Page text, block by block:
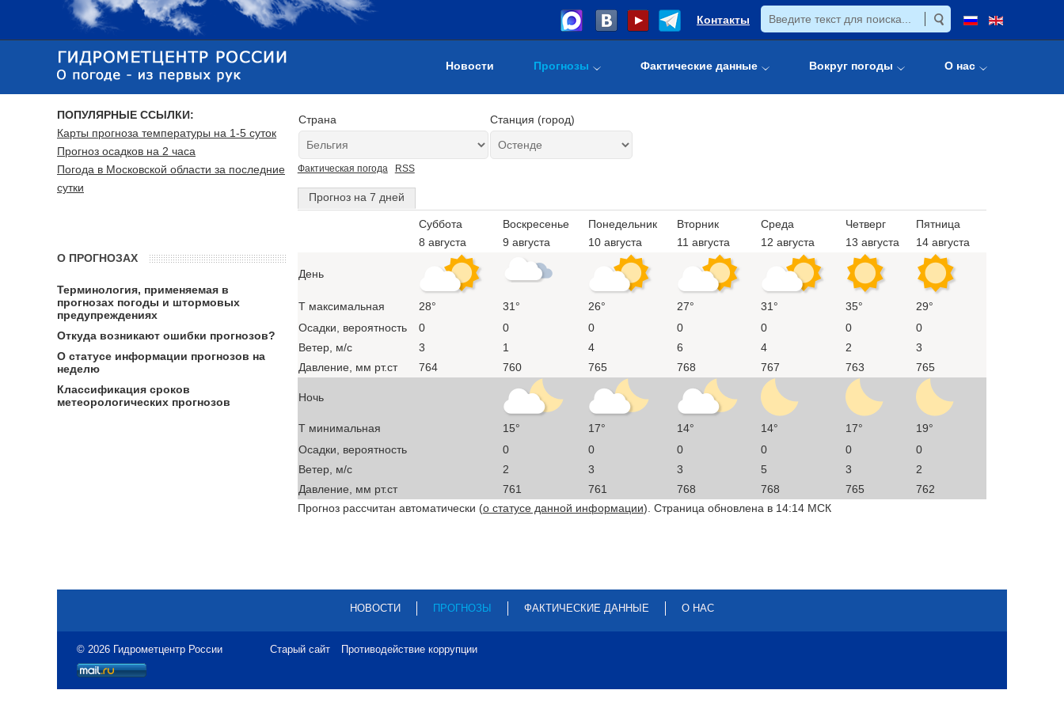
Контакты
Новости Прогнозы Фактические данные Вокруг погоды О нас
Страна Станция (город)
Фактическая погода RSS
Прогноз на 7 дней
Суббота
8 августа
Воскресенье
9 августа
Понедельник
10 августа
Вторник
11 августа
Среда
12 августа
Четверг
13 августа
Пятница
14 августа
День
T максимальная 28° 31° 26° 27° 31° 35°
29°
Осадки, вероятность
0 0 0 0 0 0
0
Ветер, м/с
3 1 4 6 4 2
3
Давление, мм рт.ст
764 760 765 768 767 763 765
Ночь
T минимальная 15° 17° 14° 14° 17°
19°
Осадки, вероятность
0 0 0 0 0
0
Ветер, м/с
2 3 3 5 3
2
Давление, мм рт.ст
761 761 768 768 765
762
Прогноз рассчитан автоматически (о статусе данной информации). Страница обновлена в 14:14 МСК
ПОПУЛЯРНЫЕ ССЫЛКИ:
Карты прогноза температуры на 1-5 суток
Прогноз осадков на 2 часа
Погода в Московской области за последние
сутки
О ПРОГНОЗАХ
Терминология, применяемая в
прогнозах погоды и штормовых
предупреждениях
Откуда возникают ошибки прогнозов?
О статусе информации прогнозов на
неделю
Классификация сроков
метеорологических прогнозов
НОВОСТИ ПРОГНОЗЫ ФАКТИЧЕСКИЕ ДАННЫЕ О НАС
© 2026 Гидрометцентр России Старый сайт Противодействие коррупции